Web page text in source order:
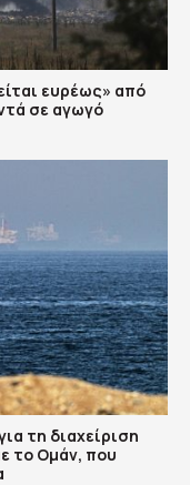
ευρέως» από
σε αγωγό
τη διαχείριση
το Ομάν, που